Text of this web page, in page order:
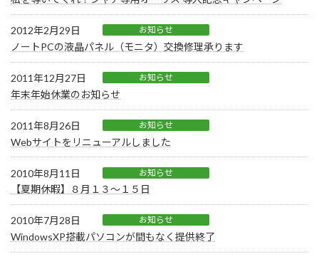
2012年2月29日 お知らせ
ノートPCの液晶パネル（モニタ）交換修理承ります
2011年12月27日 お知らせ
年末年始休業のお知らせ
2011年8月26日 お知らせ
Webサイトをリニューアルしました
2010年8月11日 お知らせ
【夏期休暇】８月１３～１５日
2010年7月28日 お知らせ
WindowsXP搭載パソコンが間もなく提供終了